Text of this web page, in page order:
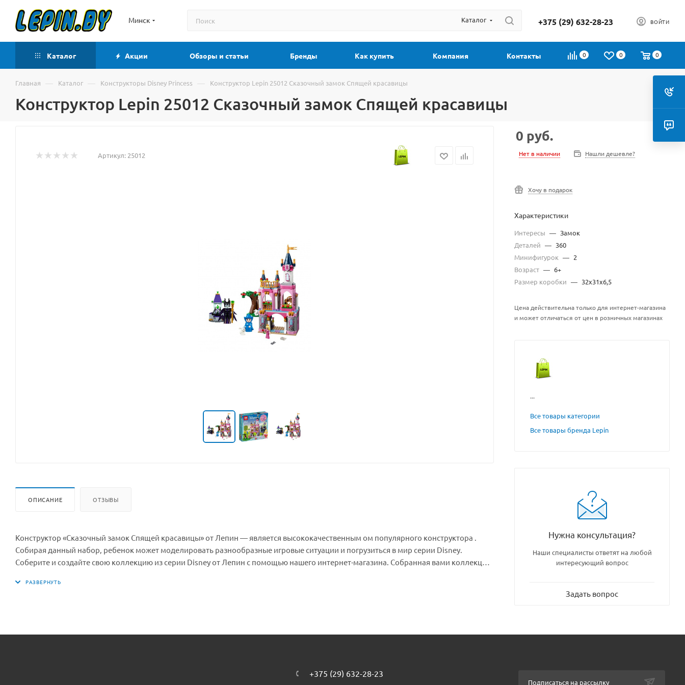
Минск Каталог +375 (29) 632-28-23 ВОЙТИ
0 0 0
Каталог Акции Обзоры и статьи Бренды Как купить Компания Контакты
Главная — Каталог — Конструкторы Disney Princess — Конструктор Lepin 25012 Сказочный замок Спящей красавицы
Конструктор Lepin 25012 Сказочный замок Спящей красавицы
Артикул: 25012
ОПИСАНИЕ ОТЗЫВЫ
Конструктор «Сказочный замок Спящей красавицы» от Лепин — является высококачественным ом популярного конструктора .
Собирая данный набор, ребенок может моделировать разнообразные игровые ситуации и погрузиться в мир серии Disney.
Соберите и создайте свою коллекцию из серии Disney от Лепин с помощью нашего интернет-магазина. Собранная вами коллекция,
0 руб.
Нет в наличии Нашли дешевле?
Хочу в подарок
Характеристики
Интересы — Замок
Деталей — 360
Минифигурок — 2
Возраст — 6+
Размер коробки — 32x31x6,5
Цена действительна только для интернет-магазина
и может отличаться от цен в розничных магазинах
...
Все товары категории
Все товары бренда Lepin
Нужна консультация?
Наши специалисты ответят на любой
интересующий вопрос
Задать вопрос
+375 (29) 632-28-23
Подписаться на рассылку